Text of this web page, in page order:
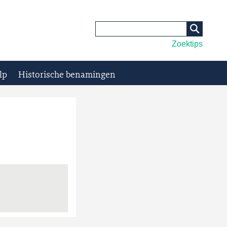
Zoektips
Historische benamingen